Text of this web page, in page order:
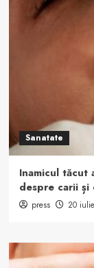
Sanatate
Inamicul tăcut
despre carii și
press 20